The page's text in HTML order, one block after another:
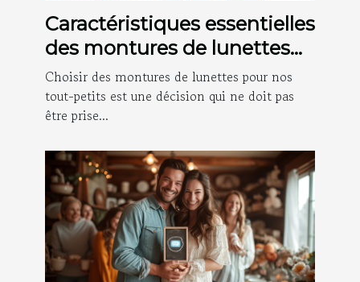
Caractéristiques essentielles
des montures de lunettes
pour assurer le confort des
bébés
Choisir des montures de lunettes pour nos
tout-petits est une décision qui ne doit pas
être prise...